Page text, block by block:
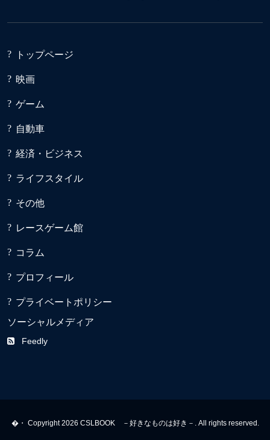
トップページ
映画
ゲーム
自動車
経済・ビジネス
ライフスタイル
その他
レースゲーム館
コラム
プロフィール
プライベートポリシー
ソーシャルメディア
Feedly
�・ Copyright 2026 CSLBOOK －好きなものは好き－. All rights reserved.